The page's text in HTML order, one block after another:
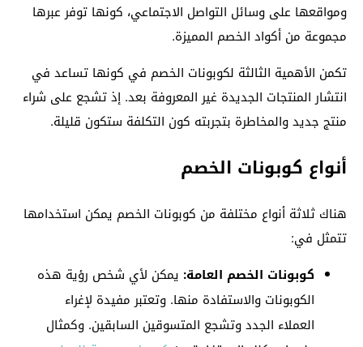
ومواقعها على وسائل التواصل الاجتماعي، كونها توفر عبرها
مجموعة من أكواد الخصم المميزة.
تكمن الأهمية الثالثة لكوبونات الخصم في كونها تساعد في
انتشار المنتجات الجديدة غير المعروفة بعد. إذ تشجع على شراء
منتج جديد والمخاطرة بتجربته كون التكلفة ستكون قليلة.
أنواع كوبونات الخصم
هناك ثلاثة أنواع مختلفة من كوبونات الخصم يمكن استخدامها
تتمثل في:
كوبونات الخصم العامة: يمكن لأي شخص رؤية هذه
الكوبونات والاستفادة منها. وتعتبر مفيدة لإغراء
العملاء الجدد وتشجع المتسوقين السابقين. وكمثال